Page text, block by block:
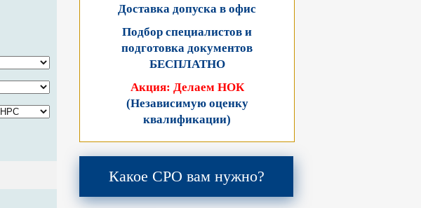
Доставка допуска в офис
Подбор специалистов и
подготовка документов
БЕСПЛАТНО
Акция: Делаем НОК
(Независимую оценку
квалификации)
Какое СРО вам нужно?